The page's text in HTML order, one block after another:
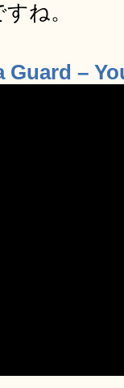
ね。
Guard –